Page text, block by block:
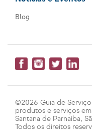
Blog
©2026 Guia de
produtos e serviços
Santana de Parnaíba,
Todos os direitos